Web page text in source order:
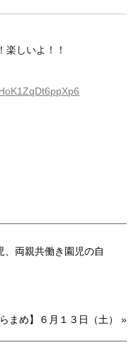
楽しいよ！！
、両親共働き園児の自
まめ】６月１３日（土） »